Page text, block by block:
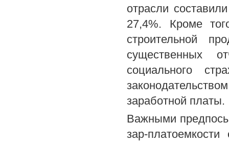
отрасли
27,4%. Кроме
строительной
существенных
социального
заработной платы.
Важными
зар-